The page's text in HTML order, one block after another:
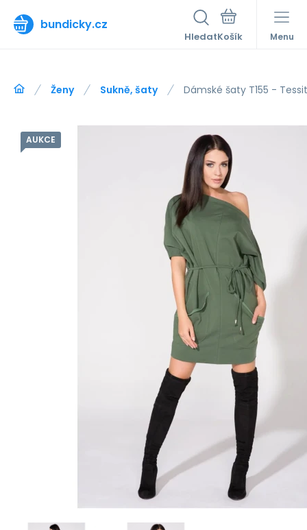
bundicky.cz
Hledat Menu
Ženy Sukně, šaty Dámské šaty T155 -
AUKCE